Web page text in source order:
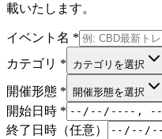
載いたします。
イベント名 *
カテゴリ * カテゴリを選択
開催形態 * 開催形態を選択
開始日時 *
終了日時（任意）